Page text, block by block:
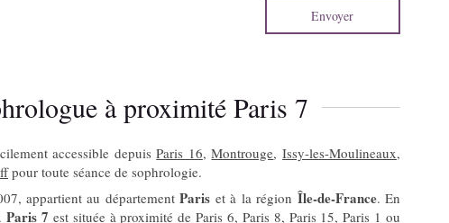
Envoyer
à proximité Paris 7
accessible depuisParis 16,Montrouge,Issy-les-Moulineaux,
pour toute séance de sophrologie.
appartient au départementParis et à la région Île-de-France. En
Paris 7 est située à proximité de Paris 6, Paris 8, Paris 15, Paris 1 ou